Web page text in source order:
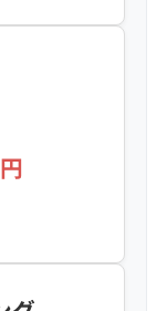
、その上
がフタを
通の洗剤
けで、中
せん。だ
の水で
円